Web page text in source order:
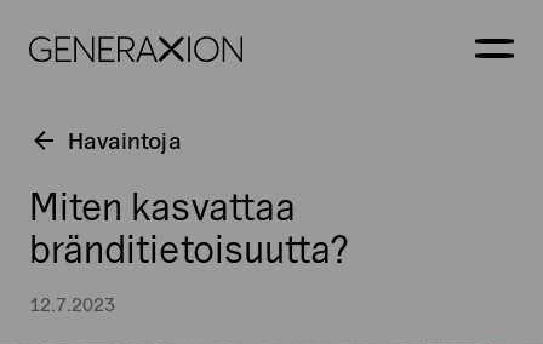
Generaxion
Havaintoja
Miten kasvattaa
bränditietoisuutta?
12.7.2023